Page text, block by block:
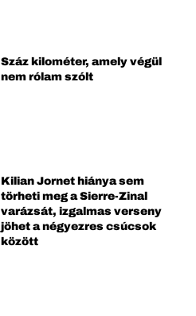
Száz kilométer, amely végül
nem rólam szólt
Kilian Jornet hiánya sem
törheti meg a Sierre-Zinal
varázsát, izgalmas verseny
jöhet a négyezres csúcsok
között